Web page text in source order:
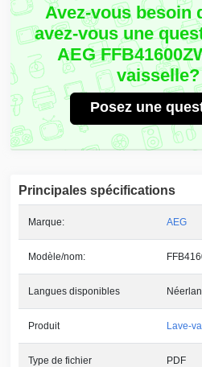
Avez-vous besoin
avez-vous une
AEG
vaisselle?
Posez une
Principales spécifications
Marque: AEG
Modèle/nom:
Langues disponibles
Produit Lave-
Type de fichier PDF